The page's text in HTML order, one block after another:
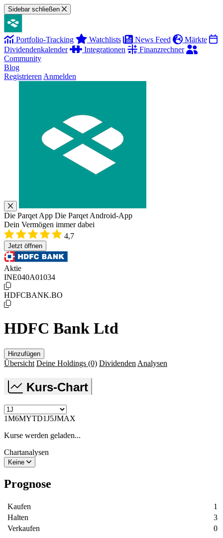
Sidebar schließen
Portfolio-Tracking Watchlists News Feed
Märkte
Dividendenkalender
Integrationen
Finanzrechner
Community
Blog
Registrieren Anmelden
Die Parqet App Die Parqet Android-App
Dein Vermögen immer dabei
4,7
Jetzt öffnen
Aktie
INE040A01034
HDFCBANK.BO
HDFC Bank Ltd
Hinzufügen
Übersicht Deine Holdings (0) Dividenden Analysen
Kurs-Chart
1M6MYTD1J5JMAX
Kurse werden geladen...
Chartanalysen
Keine
Prognose
Kaufen
1
Halten
3
Verkaufen
0